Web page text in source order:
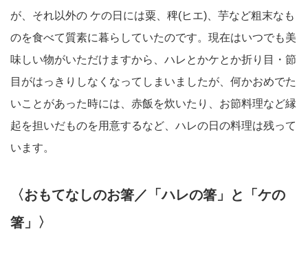
が、それ以外の ケの日には粟、稗(ヒエ)、芋など粗末なも
のを食べて質素に暮らしていたのです。現在はいつでも美
味しい物がいただけますから、ハレとかケとか折り目・節
目がはっきりしなくなってしまいましたが、何かおめでた
いことがあった時には、赤飯を炊いたり、お節料理など縁
起を担いだものを用意するなど、ハレの日の料理は残って
います。
〈おもてなしのお箸／「ハレの箸」と「ケの
箸」〉